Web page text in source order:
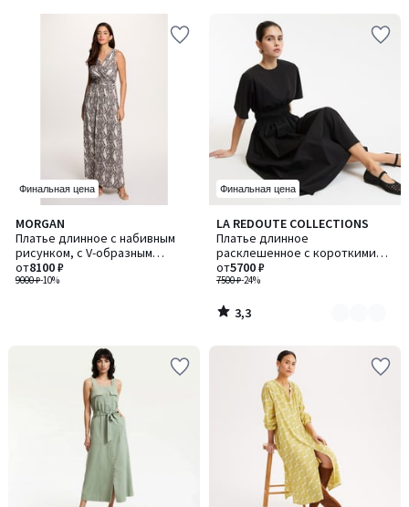
Финальная цена
MORGAN
Платье длинное с набивным
рисунком, с V-образным
вырезом
9000 ₽-10%
от8100 ₽
Финальная цена
LA REDOUTE COLLECTIONS
Платье длинное
расклешенное с короткими
рукавами
7500 ₽-24%
от5700 ₽
3,3
/ 5
Количество
цветов:
2
3,3
/